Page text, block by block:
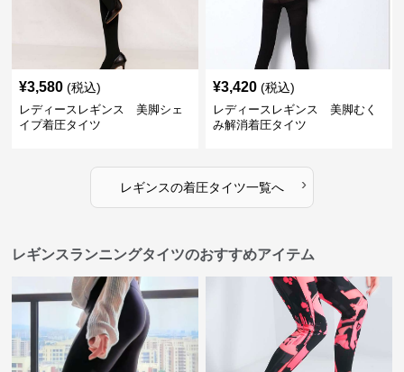
¥3,580 (税込)
レディースレギンス 美脚シェ
イプ着圧タイツ
¥3,420 (税込)
レディースレギンス 美脚むく
み解消着圧タイツ
レギンスの着圧タイツ一覧へ ›
レギンスランニングタイツのおすすめアイテム